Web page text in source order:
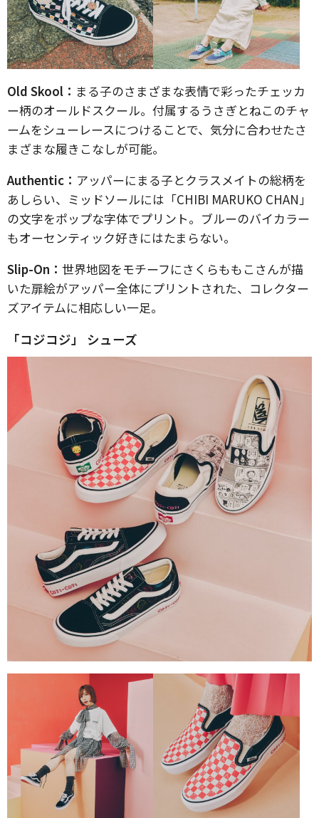
Old Skool： まる子のさまざまな表情で彩ったチェッカ
ー柄のオールドスクール。付属するうさぎとねこのチャ
ームをシューレースにつけることで、気分に合わせたさ
まざまな履きこなしが可能。
Authentic： アッパーにまる子とクラスメイトの総柄を
あしらい、ミッドソールには「CHIBI MARUKO CHAN」
の文字をポップな字体でプリント。ブルーのバイカラー
もオーセンティック好きにはたまらない。
Slip-On： 世界地図をモチーフにさくらももこさんが描
いた扉絵がアッパー全体にプリントされた、コレクター
ズアイテムに相応しい一足。
「コジコジ」 シューズ